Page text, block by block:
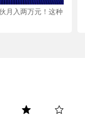
月入两万元！这种